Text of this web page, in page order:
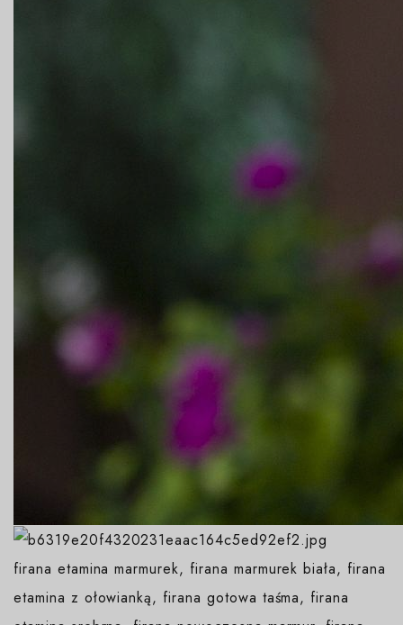
firana etamina marmurek, firana marmurek biała, firana
etamina z ołowianką, firana gotowa taśma, firana